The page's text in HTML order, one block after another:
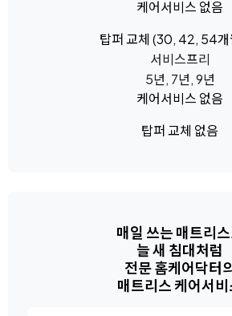
케어서비스 없음
탑퍼 교체 (30, 42, 54개
서비스프리
5년, 7년, 9년
케어서비스 없음
탑퍼 교체 없음
매일 쓰는 매트리
늘 새 침대처럼
전문 홈케어닥터
매트리스 케어서비